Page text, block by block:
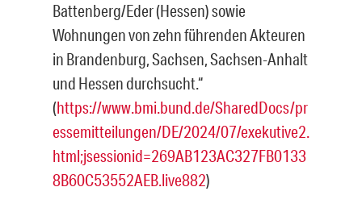
Battenberg/Eder (Hessen) sowie
Wohnungen von zehn führenden Akteuren
in Brandenburg, Sachsen, Sachsen-Anhalt
und Hessen durchsucht.“
(https://www.bmi.bund.de/SharedDocs/pr
essemitteilungen/DE/2024/07/exekutive2.
html;jsessionid=269AB123AC327FB0133
8B60C53552AEB.live882)